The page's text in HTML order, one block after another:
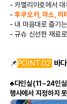
- 카멜리아호에서 대
-후쿠오카, 아소, 히
- 내 마음대로 즐기는
- 규슈 신선한 재료
📌POINT.02 바
♣다인실(11~24인실
행사에서 지정하지